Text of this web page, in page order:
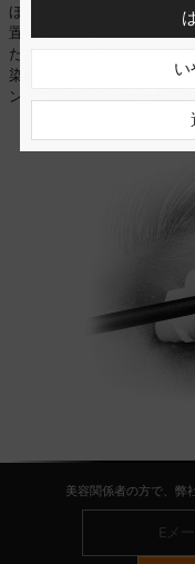
ほど離してください。まつ
置します。その後、コット
ださい。まつ毛を染めたい
染めてください。パッケー
ン・コンディショナーが10
美容関係者の方で、弊
い